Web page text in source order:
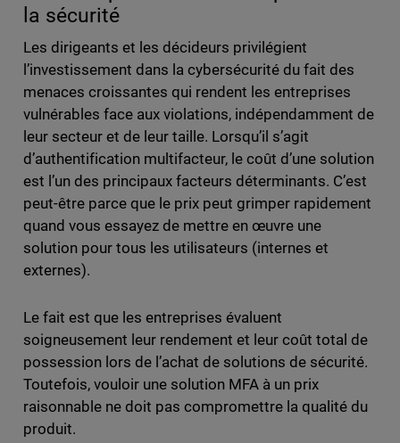
la sécurité
Les dirigeants et les décideurs privilégient
l’investissement dans la cybersécurité du fait des
menaces croissantes qui rendent les entreprises
vulnérables face aux violations, indépendamment de
leur secteur et de leur taille. Lorsqu’il s’agit
d’authentification multifacteur, le coût d’une solution
est l’un des principaux facteurs déterminants. C’est
peut-être parce que le prix peut grimper rapidement
quand vous essayez de mettre en œuvre une
solution pour tous les utilisateurs (internes et
externes).
Le fait est que les entreprises évaluent
soigneusement leur rendement et leur coût total de
possession lors de l’achat de solutions de sécurité.
Toutefois, vouloir une solution MFA à un prix
raisonnable ne doit pas compromettre la qualité du
produit.